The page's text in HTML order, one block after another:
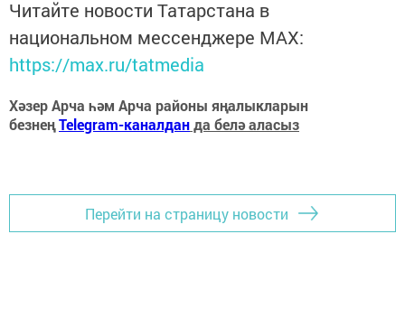
Читайте новости Татарстана в
национальном мессенджере MАХ:
https://max.ru/tatmedia
Хәзер Арча һәм Арча районы яңалыкларын
безнеңTelegram-каналданда белә аласыз
Перейти на страницу новости